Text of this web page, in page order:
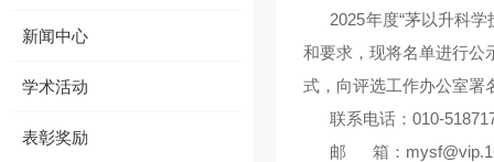
新闻中心
学术活动
表彰奖励
2025年度“茅以升科学
和要求，现将名单进行公
式，向评选工作办公室署
联系电话：010-
邮 箱：